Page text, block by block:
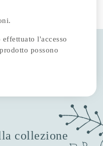
l'accesso
possono
collezione